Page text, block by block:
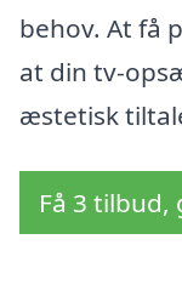
behov. At få
at din tv-
æstetisk
Få 3